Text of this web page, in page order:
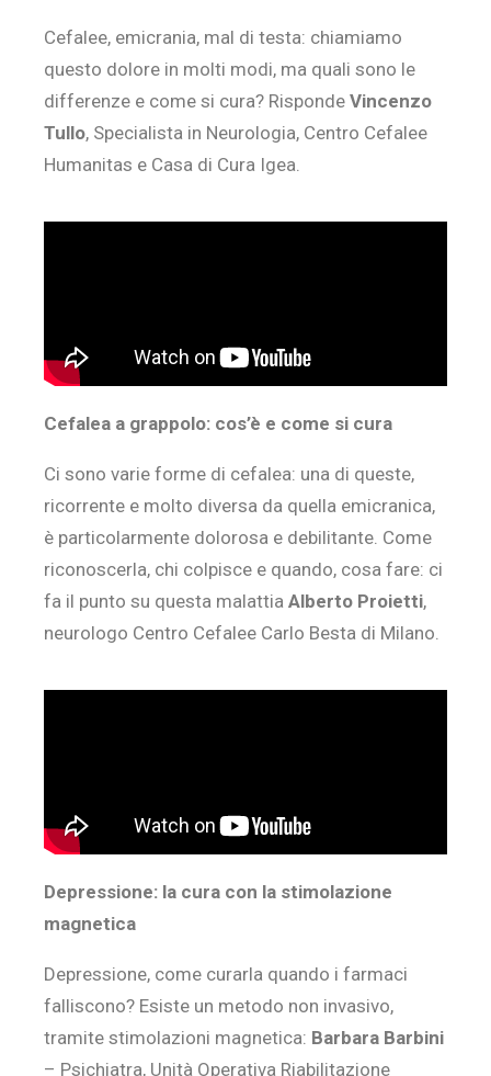
Cefalee, emicrania, mal di testa: chiamiamo
questo dolore in molti modi, ma quali sono le
differenze e come si cura? Risponde Vincenzo
Tullo, Specialista in Neurologia, Centro Cefalee
Humanitas e Casa di Cura Igea.
Cefalea a grappolo: cos’è e come si cura
Ci sono varie forme di cefalea: una di queste,
ricorrente e molto diversa da quella emicranica,
è particolarmente dolorosa e debilitante. Come
riconoscerla, chi colpisce e quando, cosa fare: ci
fa il punto su questa malattia Alberto Proietti,
neurologo Centro Cefalee Carlo Besta di Milano.
Depressione: la cura con la stimolazione
magnetica
Depressione, come curarla quando i farmaci
falliscono? Esiste un metodo non invasivo,
tramite stimolazioni magnetica: Barbara Barbini
– Psichiatra, Unità Operativa Riabilitazione